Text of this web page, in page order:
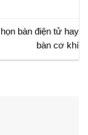
bàn điện tử hay
bàn cơ khí